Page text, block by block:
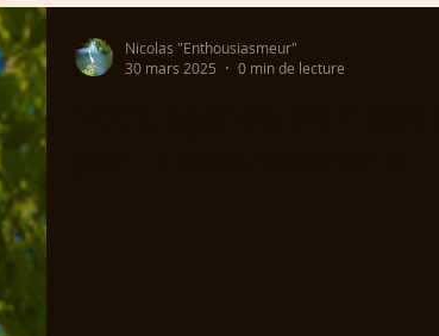
Nicolas "Enthousiasmeur"
30 mars 2025
0 min de lecture